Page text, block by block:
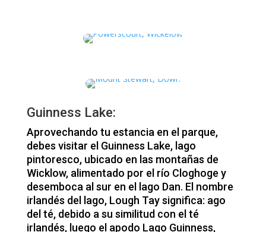
Guinness Lake:
Aprovechando tu estancia en el parque,
debes visitar el Guinness Lake, lago
pintoresco, ubicado en las montañas de
Wicklow, alimentado por el río Cloghoge y
desemboca al sur en el lago Dan. El nombre
irlandés del lago, Lough Tay significa: ago
del té, debido a su similitud con el té
irlandés, luego el apodo Lago Guinness,